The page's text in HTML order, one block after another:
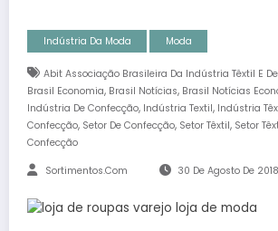
Indústria Da Moda Moda
Abit Associação Brasileira Da Indústria Têxtil E
Brasil Economia, Brasil Notícias, Brasil Notícias
Indústria De Confecção, Indústria Textil, Indústria
Confecção, Setor De Confecção, Setor Têxtil, Setor
Confecção
Sortimentos.com 30 De Agosto De 2018